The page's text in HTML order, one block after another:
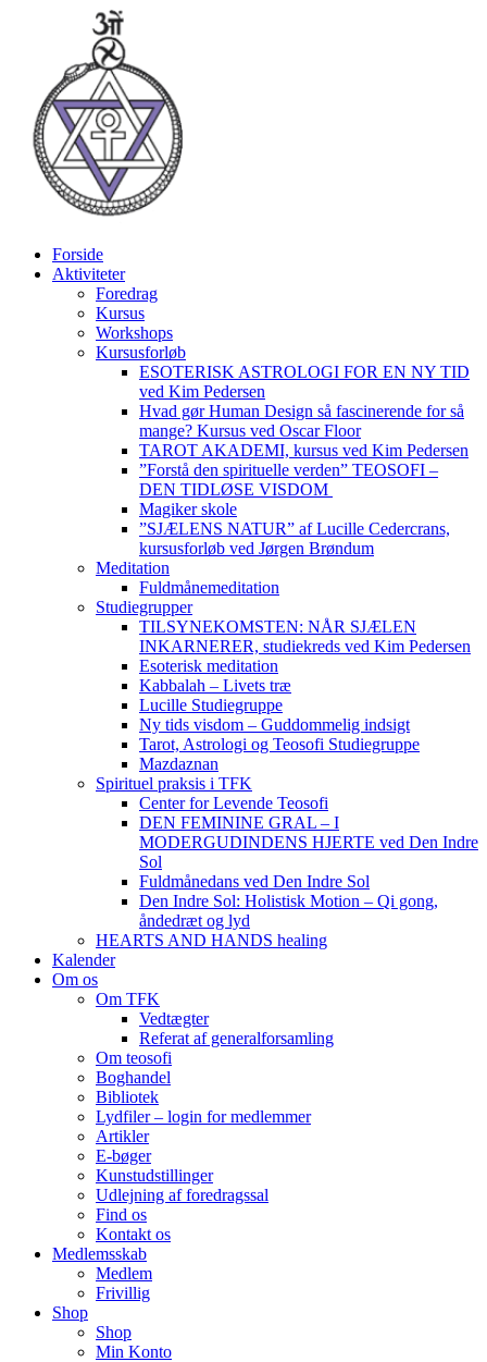
Forside
Aktiviteter
Foredrag
Kursus
Workshops
Kursusforløb
ESOTERISK ASTROLOGI FOR EN NY TID
ved Kim Pedersen
Hvad gør Human Design så fascinerende for så
mange? Kursus ved Oscar Floor
TAROT AKADEMI, kursus ved Kim Pedersen
”Forstå den spirituelle verden” TEOSOFI –
DEN TIDLØSE VISDOM
Magiker skole
”SJÆLENS NATUR” af Lucille Cedercrans,
kursusforløb ved Jørgen Brøndum
Meditation
Fuldmånemeditation
Studiegrupper
TILSYNEKOMSTEN: NÅR SJÆLEN
INKARNERER, studiekreds ved Kim Pedersen
Esoterisk meditation
Kabbalah – Livets træ
Lucille Studiegruppe
Ny tids visdom – Guddommelig indsigt
Tarot, Astrologi og Teosofi Studiegruppe
Mazdaznan
Spirituel praksis i TFK
Center for Levende Teosofi
DEN FEMININE GRAL – I
MODERGUDINDENS HJERTE ved Den Indre
Sol
Fuldmånedans ved Den Indre Sol
Den Indre Sol: Holistisk Motion – Qi gong,
åndedræt og lyd
HEARTS AND HANDS healing
Kalender
Om os
Om TFK
Vedtægter
Referat af generalforsamling
Om teosofi
Boghandel
Bibliotek
Lydfiler – login for medlemmer
Artikler
E-bøger
Kunstudstillinger
Udlejning af foredragssal
Find os
Kontakt os
Medlemsskab
Medlem
Frivillig
Shop
Shop
Min Konto